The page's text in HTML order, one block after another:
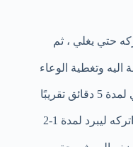
حتي يغلي ، ثم
اليه وتغطية الوعاء
اترك الخليط ينحدر في الماء المغلي لمدة 5 دقائق تقريبًا
ثم قم بإزالة الوعاء من الحرارة ، واتركه ليبرد لمدة 1-2